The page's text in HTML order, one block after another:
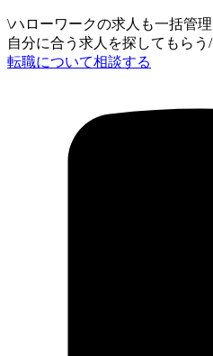
\ハローワークの求人も一括管理
自分に合う求人を探してもらう /
転職について相談する